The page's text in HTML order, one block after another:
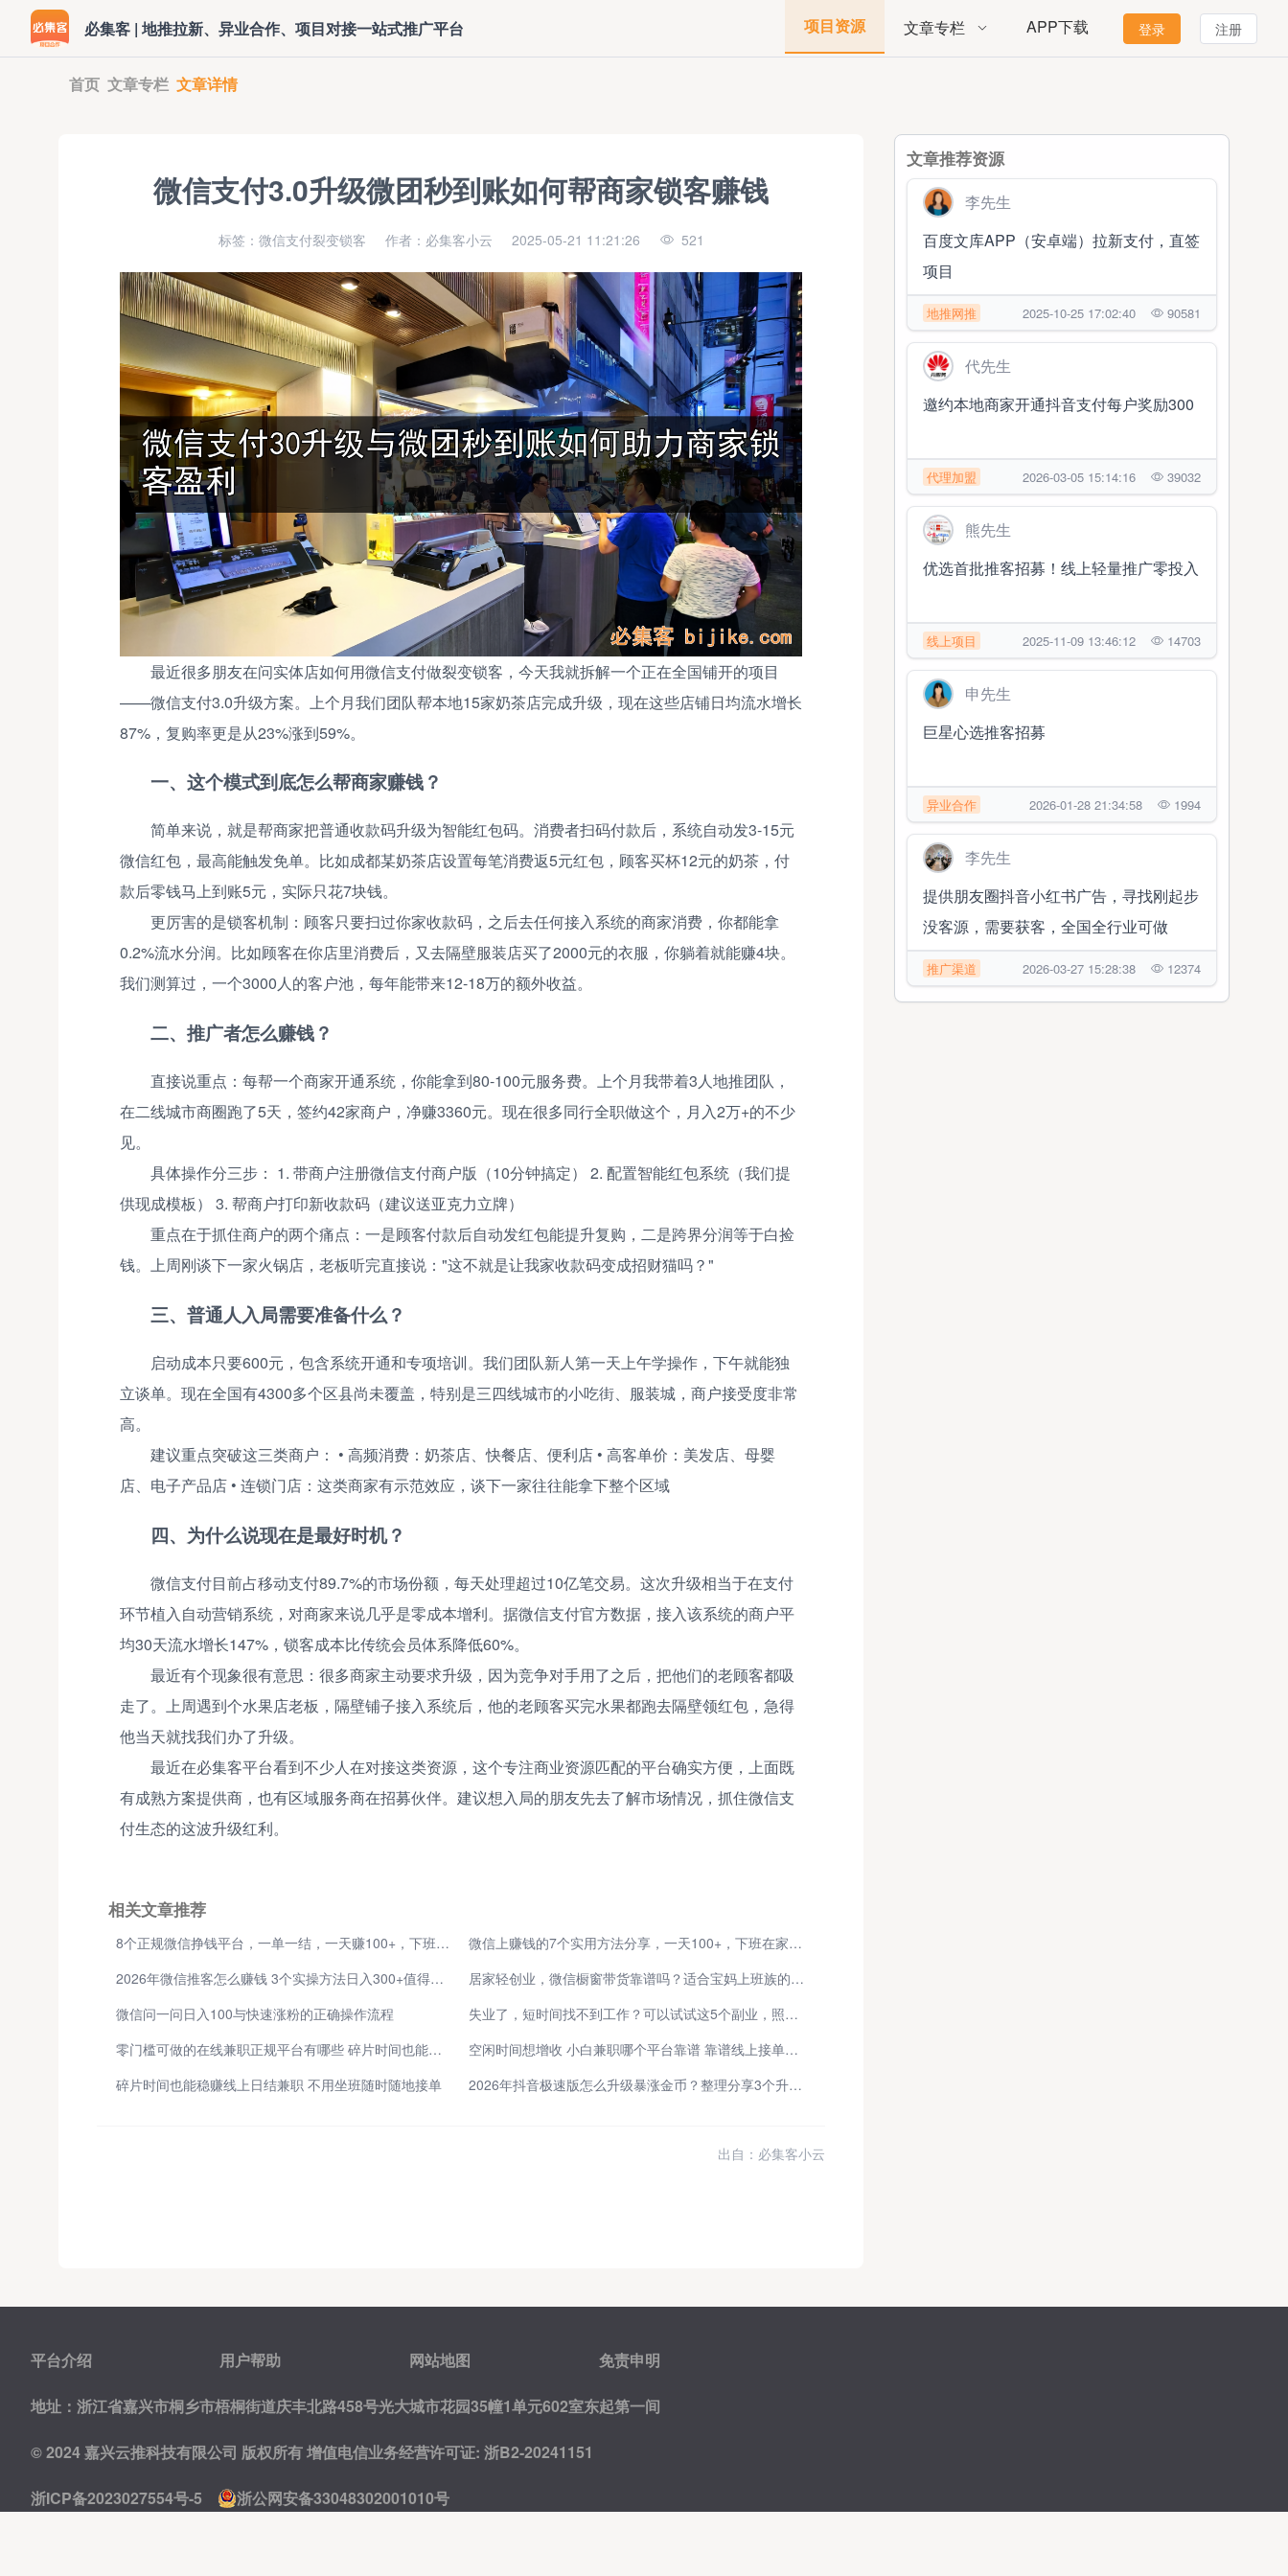
必集客 | 地推拉新、异业合作、项目对接一站式推广平台 项目资源 文章专栏 APP下载 登录 注册
首页 文章专栏 文章详情
微信支付3.0升级微团秒到账如何帮商家锁客赚钱
标签：微信支付裂变锁客 作者：必集客小云 2025-05-21 11:21:26 521
最近很多朋友在问实体店如何用微信支付做裂变锁客，今天我就拆解一个正在全国铺开的项目
——微信支付3.0升级方案。上个月我们团队帮本地15家奶茶店完成升级，现在这些店铺日均流水增长
87%，复购率更是从23%涨到59%。
一、这个模式到底怎么帮商家赚钱？
简单来说，就是帮商家把普通收款码升级为智能红包码。消费者扫码付款后，系统自动发3-15元
微信红包，最高能触发免单。比如成都某奶茶店设置每笔消费返5元红包，顾客买杯12元的奶茶，付
款后零钱马上到账5元，实际只花7块钱。
更厉害的是锁客机制：顾客只要扫过你家收款码，之后去任何接入系统的商家消费，你都能拿
0.2%流水分润。比如顾客在你店里消费后，又去隔壁服装店买了2000元的衣服，你躺着就能赚4块。
我们测算过，一个3000人的客户池，每年能带来12-18万的额外收益。
二、推广者怎么赚钱？
直接说重点：每帮一个商家开通系统，你能拿到80-100元服务费。上个月我带着3人地推团队，
在二线城市商圈跑了5天，签约42家商户，净赚3360元。现在很多同行全职做这个，月入2万+的不少
见。
具体操作分三步： 1. 带商户注册微信支付商户版（10分钟搞定） 2. 配置智能红包系统（我们提
供现成模板） 3. 帮商户打印新收款码（建议送亚克力立牌）
重点在于抓住商户的两个痛点：一是顾客付款后自动发红包能提升复购，二是跨界分润等于白捡
钱。上周刚谈下一家火锅店，老板听完直接说："这不就是让我家收款码变成招财猫吗？"
三、普通人入局需要准备什么？
启动成本只要600元，包含系统开通和专项培训。我们团队新人第一天上午学操作，下午就能独
立谈单。现在全国有4300多个区县尚未覆盖，特别是三四线城市的小吃街、服装城，商户接受度非常
高。
建议重点突破这三类商户： • 高频消费：奶茶店、快餐店、便利店 • 高客单价：美发店、母婴
店、电子产品店 • 连锁门店：这类商家有示范效应，谈下一家往往能拿下整个区域
四、为什么说现在是最好时机？
微信支付目前占移动支付89.7%的市场份额，每天处理超过10亿笔交易。这次升级相当于在支付
环节植入自动营销系统，对商家来说几乎是零成本增利。据微信支付官方数据，接入该系统的商户平
均30天流水增长147%，锁客成本比传统会员体系降低60%。
最近有个现象很有意思：很多商家主动要求升级，因为竞争对手用了之后，把他们的老顾客都吸
走了。上周遇到个水果店老板，隔壁铺子接入系统后，他的老顾客买完水果都跑去隔壁领红包，急得
他当天就找我们办了升级。
最近在必集客平台看到不少人在对接这类资源，这个专注商业资源匹配的平台确实方便，上面既
有成熟方案提供商，也有区域服务商在招募伙伴。建议想入局的朋友先去了解市场情况，抓住微信支
付生态的这波升级红利。
相关文章推荐
8个正规微信挣钱平台，一单一结，一天赚100+，下班在家就能做
微信上赚钱的7个实用方法分享，一天100+，下班在家就能做
2026年微信推客怎么赚钱 3个实操方法日入300+值得一试
居家轻创业，微信橱窗带货靠谱吗？适合宝妈上班族的副业推荐
微信问一问日入100与快速涨粉的正确操作流程
失业了，短时间找不到工作？可以试试这5个副业，照样能赚到钱
零门槛可做的在线兼职正规平台有哪些 碎片时间也能轻松变现
空闲时间想增收 小白兼职哪个平台靠谱 靠谱线上接单渠道盘点
碎片时间也能稳赚线上日结兼职 不用坐班随时随地接单
2026年抖音极速版怎么升级暴涨金币？整理分享3个升级暴涨金币的方法，亲测有效！
出自：必集客小云
文章推荐资源
李先生
百度文库APP（安卓端）拉新支付，直签
项目
地推网推 2025-10-25 17:02:40 90581
代先生
邀约本地商家开通抖音支付每户奖励300
代理加盟 2026-03-05 15:14:16 39032
熊先生
优选首批推客招募！线上轻量推广零投入
线上项目 2025-11-09 13:46:12 14703
申先生
巨星心选推客招募
异业合作 2026-01-28 21:34:58 1994
李先生
提供朋友圈抖音小红书广告，寻找刚起步
没客源，需要获客，全国全行业可做
推广渠道 2026-03-27 15:28:38 12374
平台介绍 用户帮助 网站地图 免责申明
地址：浙江省嘉兴市桐乡市梧桐街道庆丰北路458号光大城市花园35幢1单元602室东起第一间
© 2024 嘉兴云推科技有限公司 版权所有增值电信业务经营许可证: 浙B2-20241151
浙ICP备2023027554号-5 浙公网安备33048302001010号